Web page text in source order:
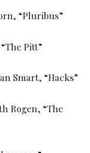
“Pluribus”
Pitt”
Smart, “Hacks”
Rogen, “The